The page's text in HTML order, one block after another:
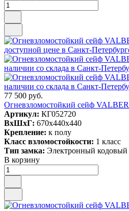
77 500 руб.
Огневзломостойкий сейф
Артикул: КГ052720
ВxШxГ: 670x440x440
Крепление: к полу
Класс взломостойкости: 1 класс
Тип замка: Электронный кодовый
В корзину